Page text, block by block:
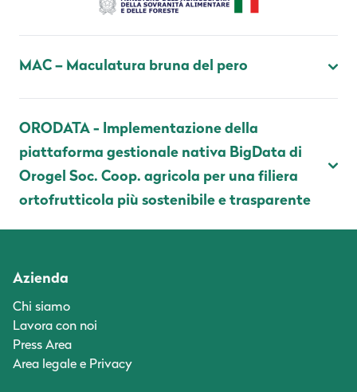
MAC – Maculatura bruna del pero
ORODATA - Implementazione della
piattaforma gestionale nativa BigData di
Orogel Soc. Coop. agricola per una filiera
ortofrutticola più sostenibile e trasparente
Azienda
Chi siamo
Lavora con noi
Press Area
Area legale e Privacy